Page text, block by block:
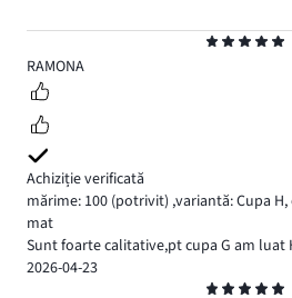
5
RAMONA
Achiziție verificată
mărime: 100 (potrivit) ,variantă: Cupa H,
mat
Sunt foarte calitative,pt cupa G am luat
2026-04-23